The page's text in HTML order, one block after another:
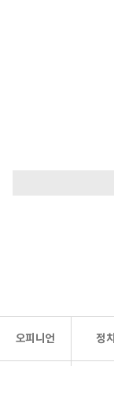
오피니언 정치